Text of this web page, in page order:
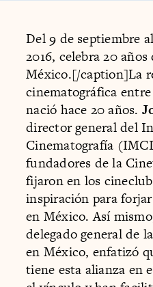
Del 9 de septiembre
2016, celebra 20
México.[/caption]La
cinematográfica
nació hace 20 años.
director general del
Cinematografía
fundadores de la
fijaron en los
inspiración para
en México. Así
delegado general de
en México, enfatizó
tiene esta alianza en